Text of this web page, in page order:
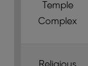
Temple
Complex